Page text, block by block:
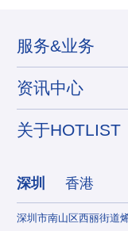
服务&业务
资讯中心
关于HOTLIST
深圳 香港
深圳市南山区西丽街道